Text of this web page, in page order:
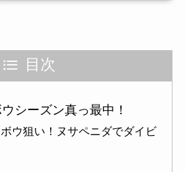
目次
シーズン真っ最中！
ウ狙い！ヌサペニダでダイビ